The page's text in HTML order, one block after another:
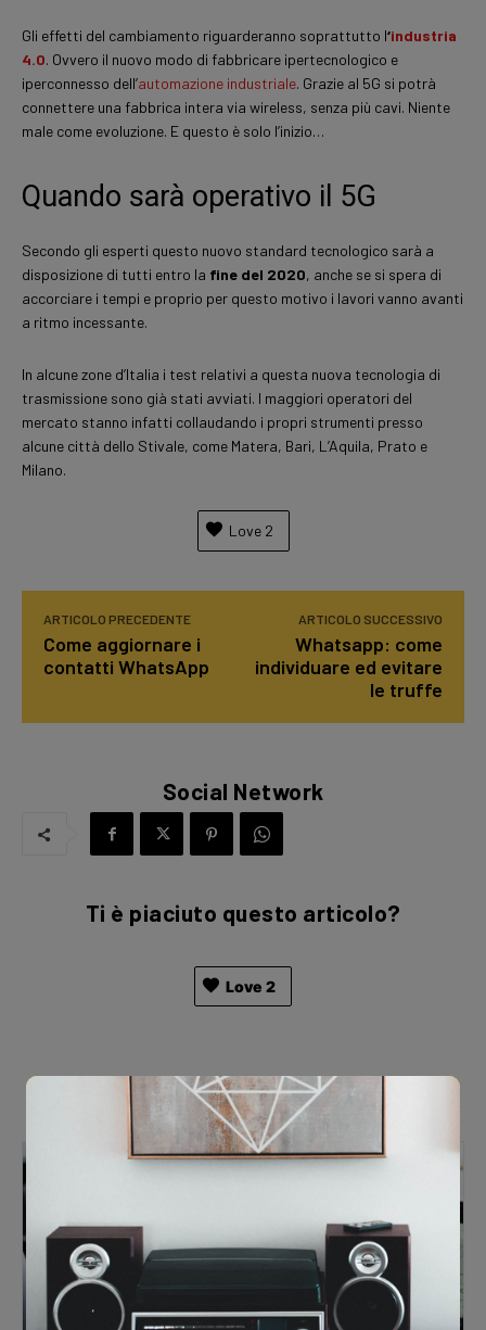
Social Network
Ti è piaciuto questo articolo?
Love 2
Gli effetti del cambiamento riguarderanno soprattutto l‘industria
4.0. Ovvero il nuovo modo di fabbricare ipertecnologico e
iperconnesso dell’automazione industriale. Grazie al 5G si potrà
connettere una fabbrica intera via wireless, senza più cavi. Niente
male come evoluzione. E questo è solo l’inizio…
Quando sarà operativo il 5G
Secondo gli esperti questo nuovo standard tecnologico sarà a
disposizione di tutti entro la fine del 2020, anche se si spera di
accorciare i tempi e proprio per questo motivo i lavori vanno avanti
a ritmo incessante.
In alcune zone d’Italia i test relativi a questa nuova tecnologia di
trasmissione sono già stati avviati. I maggiori operatori del
mercato stanno infatti collaudando i propri strumenti presso
alcune città dello Stivale, come Matera, Bari, L’Aquila, Prato e
Milano.
Love 2
ARTICOLO PRECEDENTE
Come aggiornare i
contatti WhatsApp
ARTICOLO SUCCESSIVO
Whatsapp: come
individuare ed evitare
le truffe
Articoli Correlati